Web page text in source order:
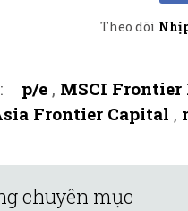
Theo dõi
p/e , MSCI Frontier
Frontier Capital ,
chuyên mục